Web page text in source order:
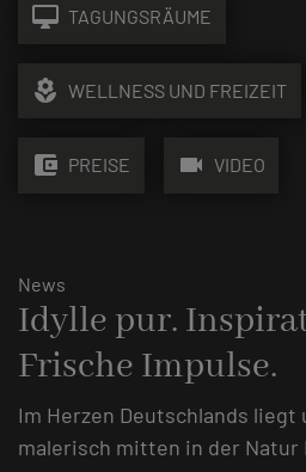
desktop_mac TAGUNGSRÄUME
local_florist WELLNESS UND FREIZEIT
account_balance_wallet PREISE videocam VIDEO
News
Idylle pur.
Frische Impulse.
Im Herzen Deutschlands liegt
malerisch mitten in der Natur